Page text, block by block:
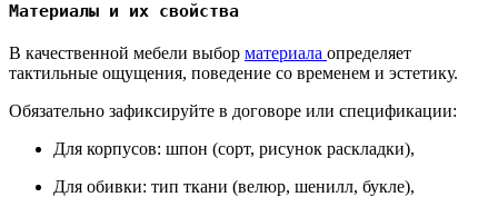
Материалы и их свойства
В качественной мебели выбор материала определяет
тактильные ощущения, поведение со временем и эстетику.
Обязательно зафиксируйте в договоре или спецификации:
Для корпусов: шпон (сорт, рисунок раскладки),
Для обивки: тип ткани (велюр, шенилл, букле),